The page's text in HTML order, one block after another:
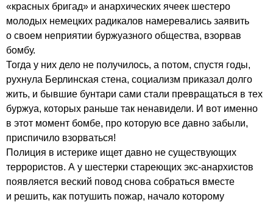
«красных бригад» и анархических ячеек шестеро
молодых немецких радикалов намеревались заявить
о своем неприятии буржуазного общества, взорвав
бомбу.
Тогда у них дело не получилось, а потом, спустя годы,
рухнула Берлинская стена, социализм приказал долго
жить, и бывшие бунтари сами стали превращаться в тех
буржуа, которых раньше так ненавидели. И вот именно
в этот момент бомбе, про которую все давно забыли,
приспичило взорваться!
Полиция в истерике ищет давно не существующих
террористов. А у шестерки стареющих экс-анархистов
появляется веский повод снова собраться вместе
и решить, как потушить пожар, начало которому